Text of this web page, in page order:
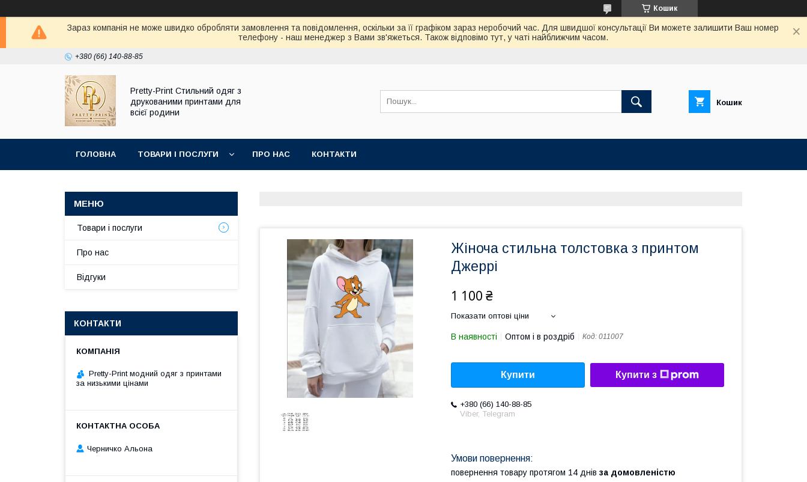
Кошик
Зараз компанія не може швидко обробляти замовлення та повідомлення, оскільки за її графіком зараз неробочий час. Для швидшої консультації Ви можете залишити Ваш номер
телефону - наш менеджер з Вами зв'яжеться. Також відповімо тут, у чаті найближчим часом.
+380 (66) 140-88-85
Pretty-Print Стильний одяг з
друкованими принтами для
всієї родини
Кошик
ГОЛОВНА ТОВАРИ І ПОСЛУГИ ПРО НАС КОНТАКТИ
Жіноча стильна толстовка з принтом
Джеррі
1 100 ₴
Показати оптові ціни
В наявності Оптом і в роздріб Код: 011007
Купити Купити з
+380 (66) 140-88-85
Viber, Telegram
повернення товару протягом 14 днів за домовленістю
Товари і послуги
Про нас
Відгуки
КОНТАКТИ
Pretty-Print модний одяг з принтами
за низькими цінами
Черничко Альона